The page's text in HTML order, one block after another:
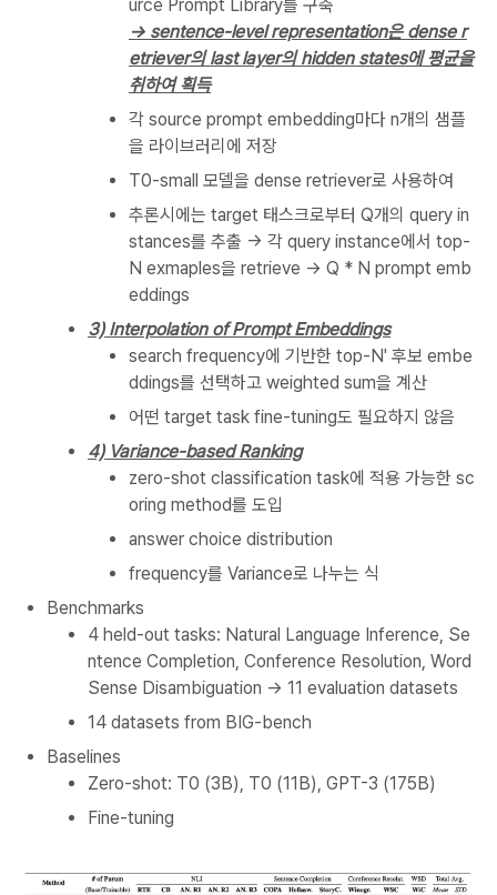
urce Prompt Library를 구축
-> sentence-level representation은 dense r
etriever의 last layer의 hidden states에 평균을
취하여 획득
각 source prompt embedding마다 n개의 샘플
을 라이브러리에 저장
T0-small 모델을 dense retriever로 사용하여
추론시에는 target 태스크로부터 Q개의 query in
stances를 추출 -> 각 query instance에서 top-
N exmaples을 retrieve -> Q * N prompt emb
eddings
3) Interpolation of Prompt Embeddings
search frequency에 기반한 top-N' 후보 embe
ddings를 선택하고 weighted sum을 계산
어떤 target task fine-tuning도 필요하지 않음
4) Variance-based Ranking
zero-shot classification task에 적용 가능한 sc
oring method를 도입
answer choice distribution
frequency를 Variance로 나누는 식
Benchmarks
4 held-out tasks: Natural Language Inference, Se
ntence Completion, Conference Resolution, Word
Sense Disambiguation -> 11 evaluation datasets
14 datasets from BIG-bench
Baselines
Zero-shot: T0 (3B), T0 (11B), GPT-3 (175B)
Fine-tuning